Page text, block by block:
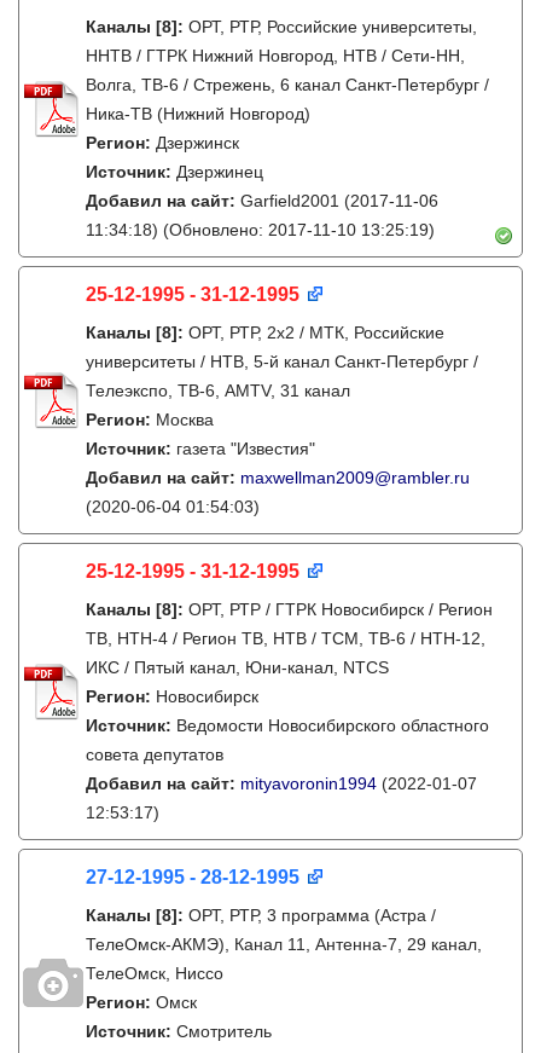
Каналы [8]: ОРТ, РТР, Российские университеты,
ННТВ / ГТРК Нижний Новгород, НТВ / Сети-НН,
Волга, ТВ-6 / Стрежень, 6 канал Санкт-Петербург /
Ника-ТВ (Нижний Новгород)
Регион: Дзержинск
Источник: Дзержинец
Добавил на сайт: Garfield2001 (2017-11-06
11:34:18) (Обновлено: 2017-11-10 13:25:19)
25-12-1995 - 31-12-1995
Каналы [8]: ОРТ, РТР, 2х2 / МТК, Российские
университеты / НТВ, 5-й канал Санкт-Петербург /
Телеэкспо, ТВ-6, AMTV, 31 канал
Регион: Москва
Источник: газета "Известия"
Добавил на сайт: maxwellman2009@rambler.ru
(2020-06-04 01:54:03)
25-12-1995 - 31-12-1995
Каналы [8]: ОРТ, РТР / ГТРК Новосибирск / Регион
ТВ, НТН-4 / Регион ТВ, НТВ / ТСМ, ТВ-6 / НТН-12,
ИКС / Пятый канал, Юни-канал, NTCS
Регион: Новосибирск
Источник: Ведомости Новосибирского областного
совета депутатов
Добавил на сайт: mityavoronin1994 (2022-01-07
12:53:17)
27-12-1995 - 28-12-1995
Каналы [8]: ОРТ, РТР, 3 программа (Астра /
ТелеОмск-АКМЭ), Канал 11, Антенна-7, 29 канал,
ТелеОмск, Ниссо
Регион: Омск
Источник: Смотритель